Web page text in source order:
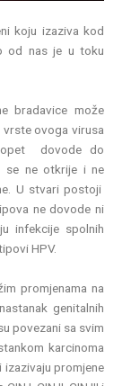
koju izaziva kod
od nas je u toku
bradavice može
vrste ovoga virusa
opet dovode do
se ne otkrije i ne
U stvari postoji
ne dovode ni
infekcije spolnih
HPV.
promjenama na
genitalnih
povezani sa svim
karcinoma
promjene